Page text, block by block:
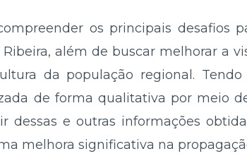
os principais desafios
além de buscar melhorar a
da população regional.
de forma qualitativa por meio
dessas e outras informações
melhora significativa na